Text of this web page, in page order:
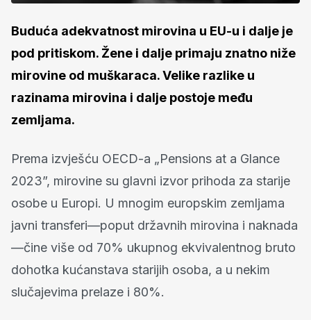
Buduća adekvatnost mirovina u EU-u i dalje je
pod pritiskom. Žene i dalje primaju znatno niže
mirovine od muškaraca. Velike razlike u
razinama mirovina i dalje postoje među
zemljama.
Prema izvješću OECD-a „Pensions at a Glance
2023”, mirovine su glavni izvor prihoda za starije
osobe u Europi. U mnogim europskim zemljama
javni transferi—poput državnih mirovina i naknada
—čine više od 70% ukupnog ekvivalentnog bruto
dohotka kućanstava starijih osoba, a u nekim
slučajevima prelaze i 80%.